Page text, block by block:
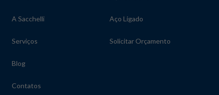
A Sacchelli
Serviços
Blog
Contatos
Aço Ligado
Solicitar Orçamento